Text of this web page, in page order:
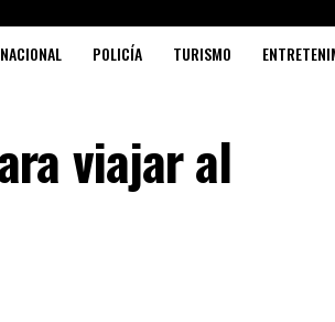
POLICÍA TURISMO
viajar al